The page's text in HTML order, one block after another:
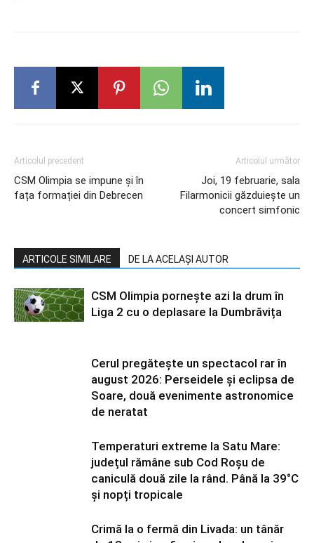
Articolul precedent
CSM Olimpia se impune și în
fața formației din Debrecen
Articolul următor
Joi, 19 februarie, sala
Filarmonicii găzduiește un
concert simfonic
ARTICOLE SIMILARE DE LA ACELAȘI AUTOR
CSM Olimpia pornește azi la drum în
Liga 2 cu o deplasare la Dumbrăvița
Cerul pregătește un spectacol rar în
august 2026: Perseidele și eclipsa de
Soare, două evenimente astronomice
de neratat
Temperaturi extreme la Satu Mare:
județul rămâne sub Cod Roșu de
caniculă două zile la rând. Până la 39°C
și nopți tropicale
Crimă la o fermă din Livada: un tânăr